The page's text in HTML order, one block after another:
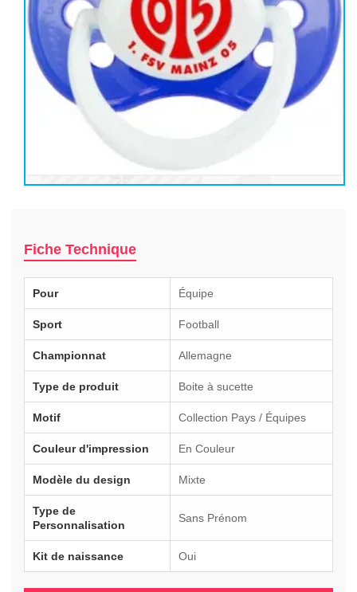
Fiche Technique
Pour Équipe
Sport Football
Championnat Allemagne
Type de produit Boite à sucette
Motif Collection Pays / Équipes
Couleur d'impression En Couleur
Modèle du design Mixte
Type de
Personnalisation
Sans Prénom
Kit de naissance Oui